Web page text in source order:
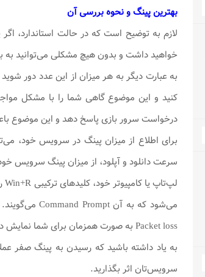
بهترین پینگ و نحوه بررسی آن
خواهید داشت و بدون هیچ مشکلی می‌توانید به
به عبارت دیگر به هر میزان از این عدد دور
درخواست سرور بازی پاسخ دهد و این موضوع
برای اطلاع از میزان پینگ در سرویس خود،
Packet loss به صورت همزمان برای شما نمایش داده می‌شود.
به یاد داشته باشید که رسیدن به پینگ صفر
سرویس‌تان اثر بگذارید.